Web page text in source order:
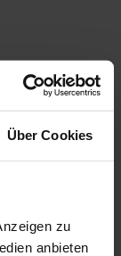
Über Cookies
zu
anbieten